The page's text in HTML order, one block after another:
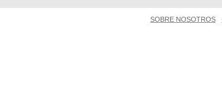
SOBRE NOSOTROS